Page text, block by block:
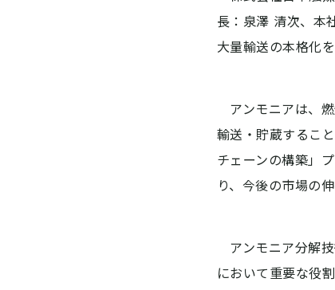
長：泉澤 清次、本
大量輸送の本格化
アンモニアは、
輸送・貯蔵するこ
チェーンの構築」
り、今後の市場の
アンモニア分解
において重要な役